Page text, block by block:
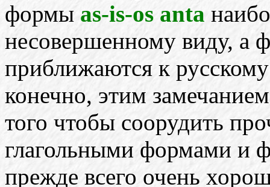
формы as-is-os anta
несовершенному виду, а
приближаются к
конечно, этим
того чтобы соорудить
глагольными формами и
прежде всего очень